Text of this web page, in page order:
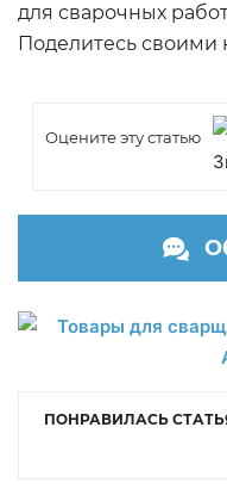
для сварочных
Поделитесь своими
Оцените эту статью
ПОНРАВИЛАСЬ